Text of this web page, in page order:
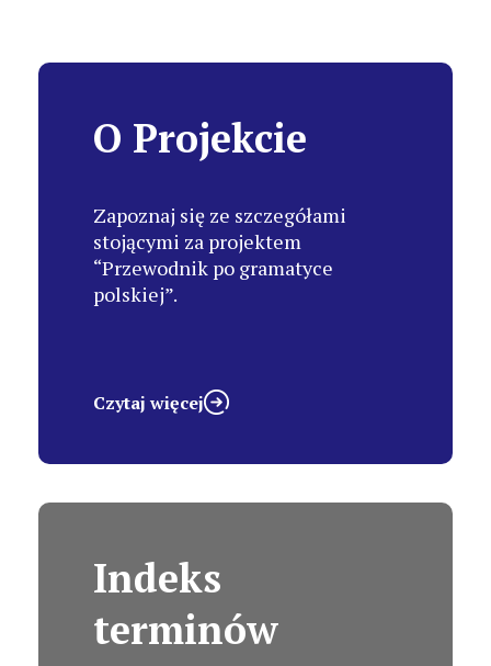
O Projekcie
Zapoznaj się ze szczegółami
stojącymi za projektem
“Przewodnik po gramatyce
polskiej”.
Czytaj więcej
Indeks
terminów